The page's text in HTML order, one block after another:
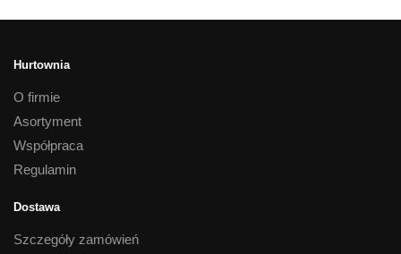
Hurtownia
O firmie
Asortyment
Współpraca
Regulamin
Dostawa
Szczegóły zamówień